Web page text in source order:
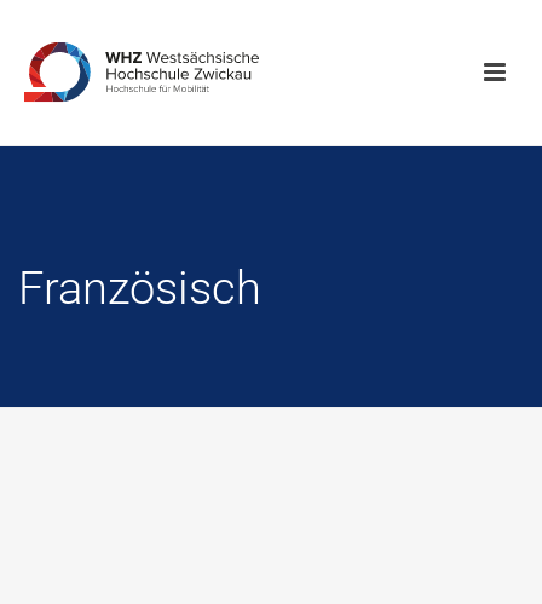
Französisch